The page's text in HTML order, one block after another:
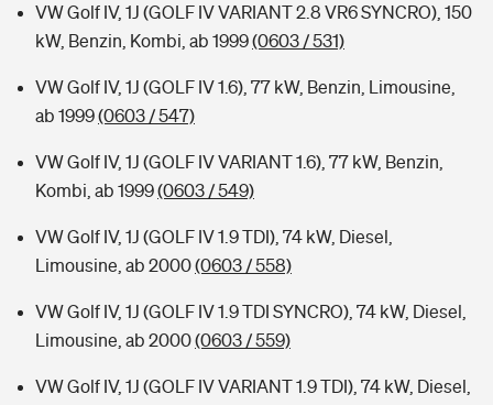
VW Golf IV, 1J (GOLF IV VARIANT 2.8 VR6 SYNCRO), 150
kW, Benzin, Kombi, ab 1999(0603 / 531)
VW Golf IV, 1J (GOLF IV 1.6), 77 kW, Benzin, Limousine,
ab 1999(0603 / 547)
VW Golf IV, 1J (GOLF IV VARIANT 1.6), 77 kW, Benzin,
Kombi, ab 1999(0603 / 549)
VW Golf IV, 1J (GOLF IV 1.9 TDI), 74 kW, Diesel,
Limousine, ab 2000(0603 / 558)
VW Golf IV, 1J (GOLF IV 1.9 TDI SYNCRO), 74 kW, Diesel,
Limousine, ab 2000(0603 / 559)
VW Golf IV, 1J (GOLF IV VARIANT 1.9 TDI), 74 kW, Diesel,